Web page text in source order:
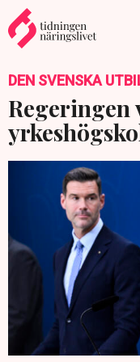
DEN SVENSKA
Regeringen